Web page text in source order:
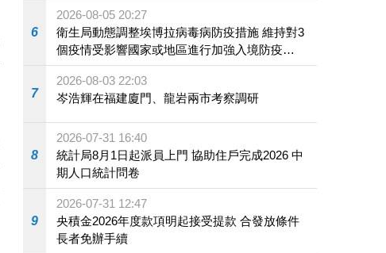
6
2026-08-05 20:27
衛生局動態調整埃博拉病毒病防疫措施 維持對3
個疫情受影響國家或地區進行加強入境防疫措
施
7
2026-08-03 22:03
岑浩輝在福建廈門、龍岩兩市考察調研
8
2026-07-31 16:40
統計局8月1日起派員上門 協助住戶完成2026 中
期人口統計問卷
9
2026-07-31 12:47
央積金2026年度款項明起接受提款 合發放條件
長者免辦手續